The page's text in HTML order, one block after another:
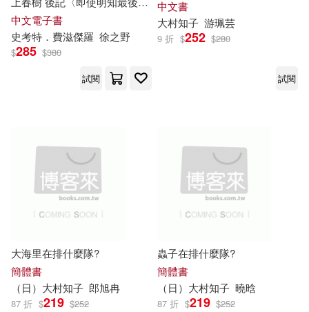
輸〉) (電子書)
中文電子書
史考特．費滋傑羅 徐之野
$285 $380
試閱
中文書
大村知子 游珮芸
9 折 $252 $280
試閱
大海里在排什麼隊?
簡體書
（日） 大村知子 郎旭冉
87 折 $219 $252
蟲子在排什麼隊?
簡體書
（日） 大村知子 曉晗
87 折 $219 $252